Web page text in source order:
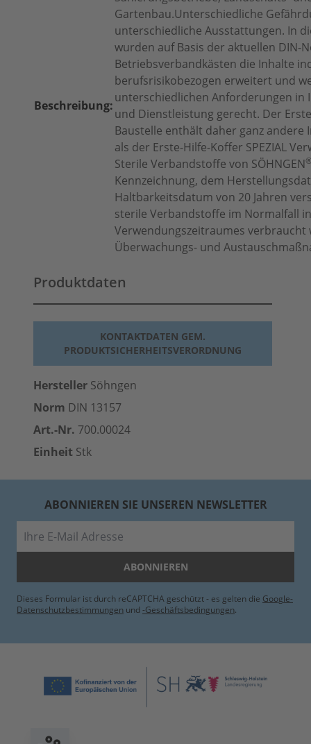
Beschreibung:
Gartenbau.Unterschiedliche
unterschiedliche Ausstattungen. In
wurden auf Basis der aktuellen DIN-
Betriebsverbandkästen die Inhalte
berufsrisikobezogen erweitert und
unterschiedlichen Anforderungen in
und Dienstleistung gerecht. Der
Baustelle enthält daher ganz
als der Erste-Hilfe-Koffer SPEZIAL
Sterile Verbandstoffe von SÖHNGEN
Kennzeichnung, dem
Haltbarkeitsdatum von 20 Jahren
sterile Verbandstoffe im Normalfall
Verwendungszeitraumes verbraucht
Überwachungs- und
Produktdaten
KONTAKTDATEN GEM.
PRODUKTSICHERHEITSVERORDNUNG
Hersteller Söhngen
Norm DIN 13157
Art.-Nr. 700.00024
Einheit Stk
ABONNIEREN SIE UNSEREN NEWSLETTER
ABONNIEREN
Dieses Formular ist durch reCAPTCHA geschützt - es gelten die Google-
Datenschutzbestimmungen und -Geschäftsbedingungen.